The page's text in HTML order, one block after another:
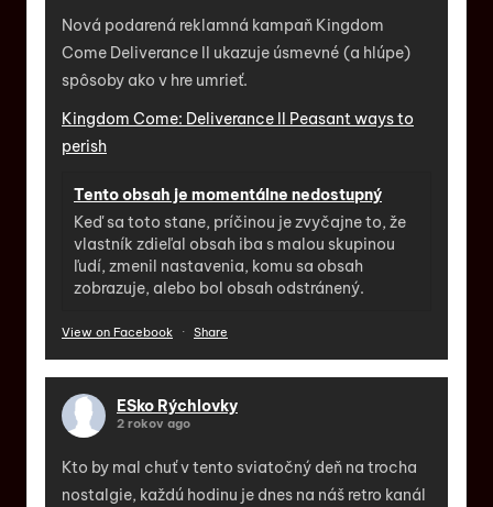
Nová podarená reklamná kampaň Kingdom
Come Deliverance II ukazuje úsmevné (a hlúpe)
spôsoby ako v hre umrieť.
Kingdom Come: Deliverance II Peasant ways to
perish
Tento obsah je momentálne nedostupný
Keď sa toto stane, príčinou je zvyčajne to, že
vlastník zdieľal obsah iba s malou skupinou
ľudí, zmenil nastavenia, komu sa obsah
zobrazuje, alebo bol obsah odstránený.
View on Facebook · Share
ESko Rýchlovky
2 rokov ago
Kto by mal chuť v tento sviatočný deň na trocha
nostalgie, každú hodinu je dnes na náš retro kanál